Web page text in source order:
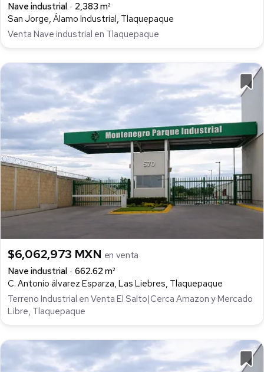
Nave industrial
2,383 m²
San Jorge, Álamo Industrial, Tlaquepaque
Venta Nave industrial en Tlaquepaque
$6,062,973 MXN en venta
Nave industrial
662.62 m²
C. Antonio álvarez Esparza, Las Liebres, Tlaquepaque
Terreno Industrial en Venta El Salto|Cerca Amazon y Mercado
Libre, Tlaquepaque